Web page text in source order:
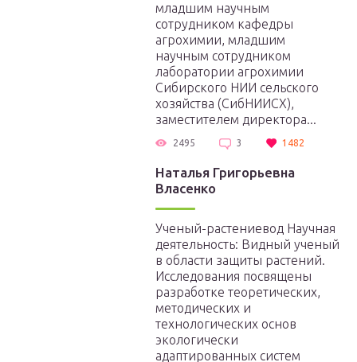
младшим научным
сотрудником кафедры
агрохимии, младшим
научным сотрудником
лаборатории агрохимии
Сибирского НИИ сельского
хозяйства (СибНИИСХ),
заместителем директора...
2495 3 1482
Наталья Григорьевна
Власенко
Ученый-растениевод Научная
деятельность: Видный ученый
в области защиты растений.
Исследования посвящены
разработке теоретических,
методических и
технологических основ
экологически
адаптированных систем